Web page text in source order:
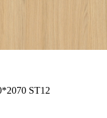
ST12